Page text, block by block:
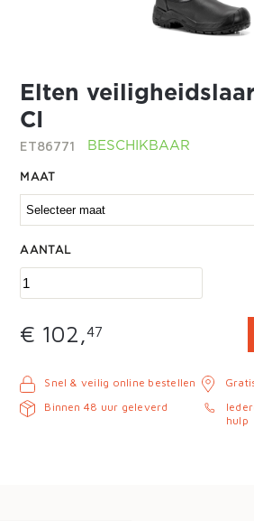
Elten
CI
ET86771 BESCHIKBAAR
MAAT
AANTAL
€ 102,47
Snel & veilig online bestellen
Binnen 48 uur geleverd
hulp